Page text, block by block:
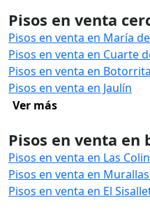
Pisos en venta
Pisos en venta en María
Pisos en venta en Cuarte
Pisos en venta en Botorrita
Pisos en venta en Jaulín
Ver más
Pisos en venta en
Pisos en venta en Las
Pisos en venta en
Pisos en venta en El